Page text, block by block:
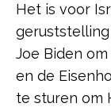
Het is voor
Joe Biden
en de
te sturen om